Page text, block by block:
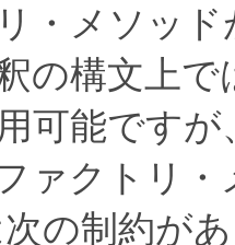
・メソッ
の構文上
可能です
ァクトリ
の制約が